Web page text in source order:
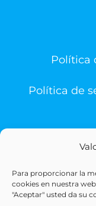
Para proporcionar la
cookies en nuestra
"Aceptar" usted da su
Política
Política de
© Copyright